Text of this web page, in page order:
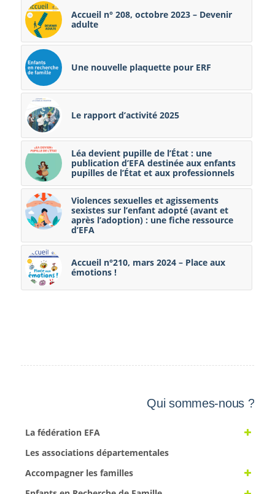
Accueil n° 208, octobre 2023 – Devenir
adulte
Une nouvelle plaquette pour ERF
Le rapport d’activité 2025
Léa devient pupille de l’État : une
publication d’EFA destinée aux enfants
pupilles de l’État et aux professionnels
Violences sexuelles et agissements
sexistes sur l’enfant adopté (avant et
après l’adoption) : une fiche ressource
d’EFA
Accueil n°210, mars 2024 – Place aux
émotions !
Qui sommes-nous ?
La fédération EFA
Les associations départementales
Accompagner les familles